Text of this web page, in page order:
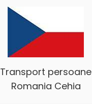
Transport persoane
Romania Cehia